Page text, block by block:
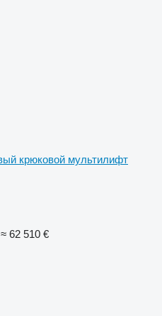
крюковой мультилифт
≈ 62 510 €